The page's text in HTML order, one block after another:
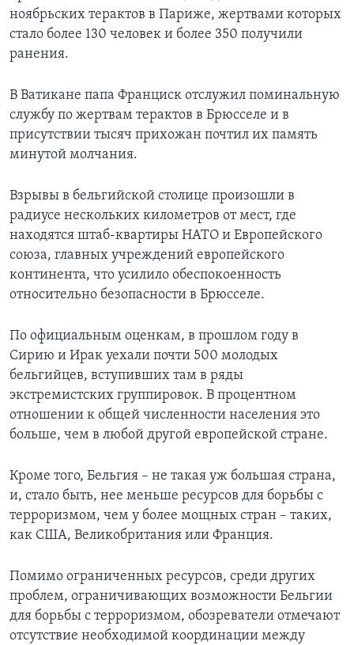
ноябрьских терактов в Париже, жертвами которых
стало более 130 человек и более 350 получили
ранения.
В Ватикане папа Франциск отслужил поминальную
службу по жертвам терактов в Брюсселе и в
присутствии тысяч прихожан почтил их память
минутой молчания.
Взрывы в бельгийской столице произошли в
радиусе нескольких километров от мест, где
находятся штаб-квартиры НАТО и Европейского
союза, главных учреждений европейского
континента, что усилило обеспокоенность
относительно безопасности в Брюсселе.
По официальным оценкам, в прошлом году в
Сирию и Ирак уехали почти 500 молодых
бельгийцев, вступивших там в ряды
экстремистских группировок. В процентном
отношении к общей численности населения это
больше, чем в любой другой европейской стране.
Кроме того, Бельгия – не такая уж большая страна,
и, стало быть, нее меньше ресурсов для борьбы с
терроризмом, чем у более мощных стран – таких,
как США, Великобритания или Франция.
Помимо ограниченных ресурсов, среди других
проблем, ограничивающих возможности Бельгии
для борьбы с терроризмом, обозреватели отмечают
отсутствие необходимой координации между